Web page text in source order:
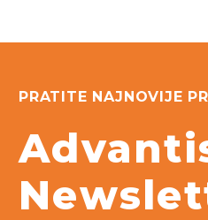
PRATITE NAJNOVIJE